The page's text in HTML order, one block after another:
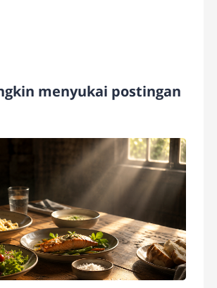
menyukai postingan